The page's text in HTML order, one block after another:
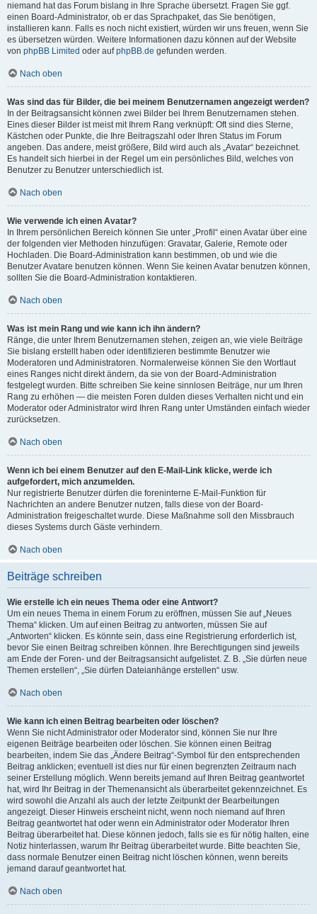
niemand hat das Forum bislang in Ihre Sprache übersetzt. Fragen Sie ggf.
einen Board-Administrator, ob er das Sprachpaket, das Sie benötigen,
installieren kann. Falls es noch nicht existiert, würden wir uns freuen, wenn Sie
es übersetzen würden. Weitere Informationen dazu können auf der Website
von phpBB Limited oder aufphpBB.de gefunden werden.
Nach oben
Was sind das für Bilder, die bei meinem Benutzernamen angezeigt werden?
In der Beitragsansicht können zwei Bilder bei Ihrem Benutzernamen stehen.
Eines dieser Bilder ist meist mit Ihrem Rang verknüpft: Oft sind dies Sterne,
Kästchen oder Punkte, die Ihre Beitragszahl oder Ihren Status im Forum
angeben. Das andere, meist größere, Bild wird auch als „Avatar“ bezeichnet.
Es handelt sich hierbei in der Regel um ein persönliches Bild, welches von
Benutzer zu Benutzer unterschiedlich ist.
Nach oben
Wie verwende ich einen Avatar?
In Ihrem persönlichen Bereich können Sie unter „Profil“ einen Avatar über eine
der folgenden vier Methoden hinzufügen: Gravatar, Galerie, Remote oder
Hochladen. Die Board-Administration kann bestimmen, ob und wie die
Benutzer Avatare benutzen können. Wenn Sie keinen Avatar benutzen können,
sollten Sie die Board-Administration kontaktieren.
Nach oben
Was ist mein Rang und wie kann ich ihn ändern?
Ränge, die unter Ihrem Benutzernamen stehen, zeigen an, wie viele Beiträge
Sie bislang erstellt haben oder identifizieren bestimmte Benutzer wie
Moderatoren und Administratoren. Normalerweise können Sie den Wortlaut
eines Ranges nicht direkt ändern, da sie von der Board-Administration
festgelegt wurden. Bitte schreiben Sie keine sinnlosen Beiträge, nur um Ihren
Rang zu erhöhen — die meisten Foren dulden dieses Verhalten nicht und ein
Moderator oder Administrator wird Ihren Rang unter Umständen einfach wieder
zurücksetzen.
Nach oben
Wenn ich bei einem Benutzer auf den E-Mail-Link klicke, werde ich
aufgefordert, mich anzumelden.
Nur registrierte Benutzer dürfen die foreninterne E-Mail-Funktion für
Nachrichten an andere Benutzer nutzen, falls diese von der Board-
Administration freigeschaltet wurde. Diese Maßnahme soll den Missbrauch
dieses Systems durch Gäste verhindern.
Nach oben
Beiträge schreiben
Wie erstelle ich ein neues Thema oder eine Antwort?
Um ein neues Thema in einem Forum zu eröffnen, müssen Sie auf „Neues
Thema“ klicken. Um auf einen Beitrag zu antworten, müssen Sie auf
„Antworten“ klicken. Es könnte sein, dass eine Registrierung erforderlich ist,
bevor Sie einen Beitrag schreiben können. Ihre Berechtigungen sind jeweils
am Ende der Foren- und der Beitragsansicht aufgelistet. Z. B. „Sie dürfen neue
Themen erstellen“, „Sie dürfen Dateianhänge erstellen“ usw.
Nach oben
Wie kann ich einen Beitrag bearbeiten oder löschen?
Wenn Sie nicht Administrator oder Moderator sind, können Sie nur Ihre
eigenen Beiträge bearbeiten oder löschen. Sie können einen Beitrag
bearbeiten, indem Sie das „Ändere Beitrag“-Symbol für den entsprechenden
Beitrag anklicken; eventuell ist dies nur für einen begrenzten Zeitraum nach
seiner Erstellung möglich. Wenn bereits jemand auf Ihren Beitrag geantwortet
hat, wird Ihr Beitrag in der Themenansicht als überarbeitet gekennzeichnet. Es
wird sowohl die Anzahl als auch der letzte Zeitpunkt der Bearbeitungen
angezeigt. Dieser Hinweis erscheint nicht, wenn noch niemand auf Ihren
Beitrag geantwortet hat oder wenn ein Administrator oder Moderator Ihren
Beitrag überarbeitet hat. Diese können jedoch, falls sie es für nötig halten, eine
Notiz hinterlassen, warum Ihr Beitrag überarbeitet wurde. Bitte beachten Sie,
dass normale Benutzer einen Beitrag nicht löschen können, wenn bereits
jemand darauf geantwortet hat.
Nach oben